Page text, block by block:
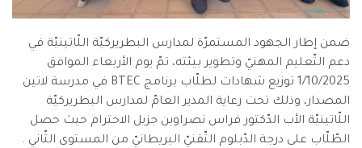
ضمن إطار الجهود المستمرّة لمدارس البطريركيّة اللّاتينيّة في
دعم التّعليم المهنيّ وتطوير بيئته، تمّ يوم الأربعاء الموافق
1/10/2025 توزيع شهادات لطلّاب برنامج BTEC في مدرسة لاتين
المصدار، وذلك تحت رعاية المدير العامّ لمدارس البطريركيّة
اللّاتينيّة الأب الدّكتور فراس نصراوين جزيل الاحترام حيث حصل
الطّلّاب على درجة الدّبلوم التّقنيّ البريطانيّ من المستوى الثّاني .